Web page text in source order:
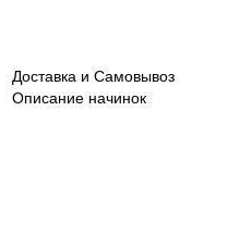
Доставка и Самовывоз
Описание начинок